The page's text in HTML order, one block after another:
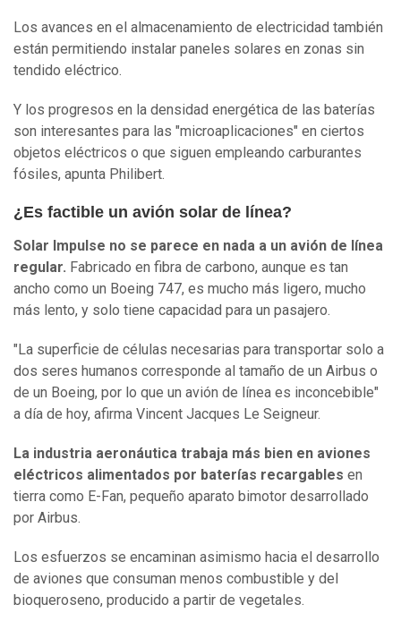
Los avances en el almacenamiento de electricidad también
están permitiendo instalar paneles solares en zonas sin
tendido eléctrico.
Y los progresos en la densidad energética de las baterías
son interesantes para las "microaplicaciones" en ciertos
objetos eléctricos o que siguen empleando carburantes
fósiles, apunta Philibert.
¿Es factible un avión solar de línea?
Solar Impulse no se parece en nada a un avión de línea
regular. Fabricado en fibra de carbono, aunque es tan
ancho como un Boeing 747, es mucho más ligero, mucho
más lento, y solo tiene capacidad para un pasajero.
"La superficie de células necesarias para transportar solo a
dos seres humanos corresponde al tamaño de un Airbus o
de un Boeing, por lo que un avión de línea es inconcebible"
a día de hoy, afirma Vincent Jacques Le Seigneur.
La industria aeronáutica trabaja más bien en aviones
eléctricos alimentados por baterías recargables en
tierra como E-Fan, pequeño aparato bimotor desarrollado
por Airbus.
Los esfuerzos se encaminan asimismo hacia el desarrollo
de aviones que consuman menos combustible y del
bioqueroseno, producido a partir de vegetales.